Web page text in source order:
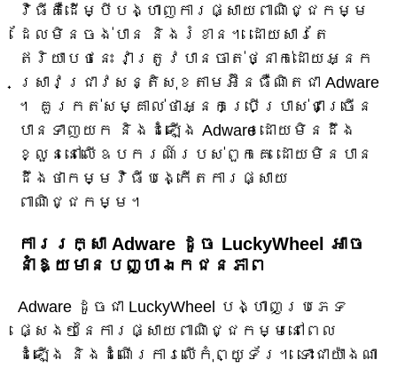
វិធីគឺដើម្បីបង្ហាញការផ្សាយពាណិជ្ជកម្ម
ដែលមិនចង់បាន និងរំខាន។ ដោយសារតែ
ឥរិយាបថនេះ វាត្រូវបានចាត់ថ្នាក់ដោយអ្នក
ស្រាវជ្រាវសន្តិសុខតាមអ៊ីនធឺណិតជា Adware
។ គួរកត់សម្គាល់ថាអ្នកប្រើប្រាស់ជាច្រើន
បានទាញយក និងដំឡើង Adware ដោយមិនដឹង
ខ្លួននៅលើឧបករណ៍របស់ពួកគេ ដោយមិនបាន
ដឹងថាកម្មវិធីបង្កើតការផ្សាយ
ពាណិជ្ជកម្ម។
ការរក្សា Adware ដូច LuckyWheel អាច
នាំឱ្យមានបញ្ហាឯកជនភាព
Adware ដូចជា LuckyWheel បង្ហាញប្រភេទ
ផ្សេងៗនៃការផ្សាយពាណិជ្ជកម្មនៅពេល
ដំឡើង និងដំណើរការលើកុំព្យូទ័រ។ ទោះជាយ៉ាងណា